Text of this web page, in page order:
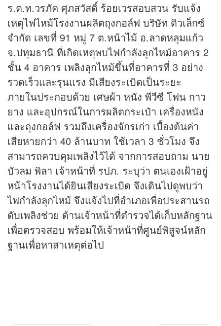
ร.ต.ท.วรภัค ศุภสวัสดิ์ ร้อยเวรสอบสวน รับแจ้ง
เหตุไฟไหม้โรงงานผลิตถุงกอล์ฟ บริษัท ดิวเล็กซ์
จำกัด เลขที่ 91 หมู่ 7 ต.หน้าไม้ อ.ลาดหลุมแก้ว
จ.ปทุมธานี ที่เกิดเหตุพบไฟกำลังลุกไหม้อาคาร 2
ชั้น 4 อาคาร เพลิงลุกไหม้ขึ้นที่อาคารที่ 3 อย่าง
รวดเร็วและรุนแรง มีเสียงระเบิดเป็นระยะ
ภายในประกอบด้วย เศษผ้า หนัง พีวีซี โฟน กาว
ยาง และอุปกรณ์ในการผลิตกระเป๋า เครื่องหนัง
และถุงกอล์ฟ รวมถึงเครื่องจักรเก่า เบื้องต้นค่า
เสียหายกว่า 40 ล้านบาท ใช้เวลา 3 ชั่วโมง จึง
สามารถควบคุมเพลิงไว้ได้ จากการสอบถาม นาย
บัวลม พิลา เจ้าหน้าที่ รปภ. ระบุว่า ตนเองเฝ้าอยู่
หน้าโรงงานได้ยินเสียงระเบิด จึงเดินไปดูพบว่า
ไฟกำลังลุกไหม้ จึงแจ้งไปที่อำเภอเพื่อประสานรถ
ดับเพลิงช่วย ด้านเจ้าหน้าที่ตำรวจได้เก็บหลักฐาน
เพื่อตรวจสอบ พร้อมให้เจ้าหน้าที่ศูนย์พิสูจน์หลัก
ฐานเพื่อหาสาเหตุต่อไป